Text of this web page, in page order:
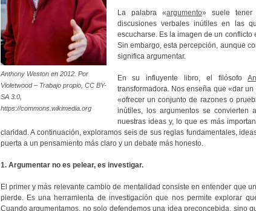
Anthony Weston en 2012. Por
Violetwood – Trabajo propio, CC BY-
SA 3.0,
https://commons.wikimedia.org
La palabra «argumento» suele tener
discusiones verbales inútiles en las
escucharse. Es la imagen de un
Sin embargo, esta percepción, aunque
significa argumentar.
En su influyente libro, el filósofo
transformadora. Nos enseña que «dar
«ofrecer un conjunto de razones o
inútiles, los argumentos se convierten
nuestras ideas y, lo que es más
claridad. A continuación, exploramos seis de sus reglas fundamentales,
puerta a un pensamiento más claro y un debate más honesto.
1. Argumentar no es pelear, es investigar.
El primer y más relevante cambio de mentalidad consiste en entender que
pierde. Es una herramienta de investigación que nos permite explorar
Cuando argumentamos, no solo defendemos una idea preconcebida, sino